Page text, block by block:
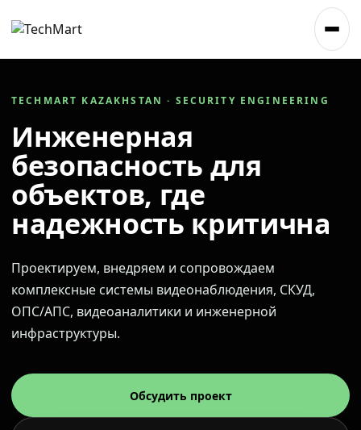
TECHMART KAZAKHSTAN · SECURITY ENGINEERING
Инженерная
безопасность для
объектов, где
надежность критична
Проектируем, внедряем и сопровождаем
комплексные системы видеонаблюдения, СКУД,
ОПС/АПС, видеоаналитики и инженерной
инфраструктуры.
Обсудить проект